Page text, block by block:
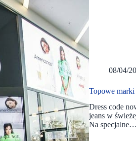
08/04/
Topowe
Dress code
jeans w
Na specjalne…